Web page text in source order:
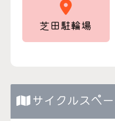
芝田駐輪場
サイクルスペ